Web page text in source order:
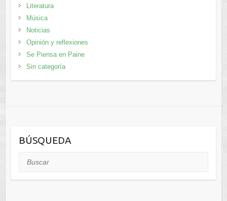
Literatura
Música
Noticias
Opinión y reflexiones
Se Piensa en Paine
Sin categoría
BÚSQUEDA
Buscar